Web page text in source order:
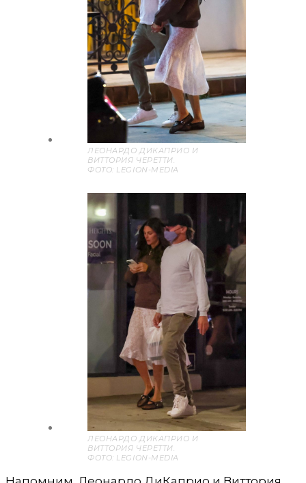
ЛЕОНАРДО ДИКАПРИО И
ВИТТОРИЯ ЧЕРЕТТИ.
ФОТО: LEGION-MEDIA
ЛЕОНАРДО ДИКАПРИО И
ВИТТОРИЯ ЧЕРЕТТИ.
ФОТО: LEGION-MEDIA